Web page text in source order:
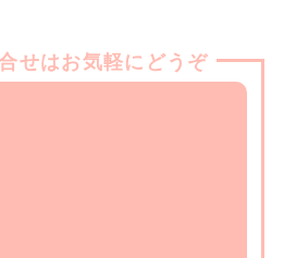
せはお気軽にどうぞ